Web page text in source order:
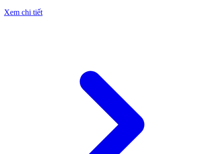
Xem chi tiết